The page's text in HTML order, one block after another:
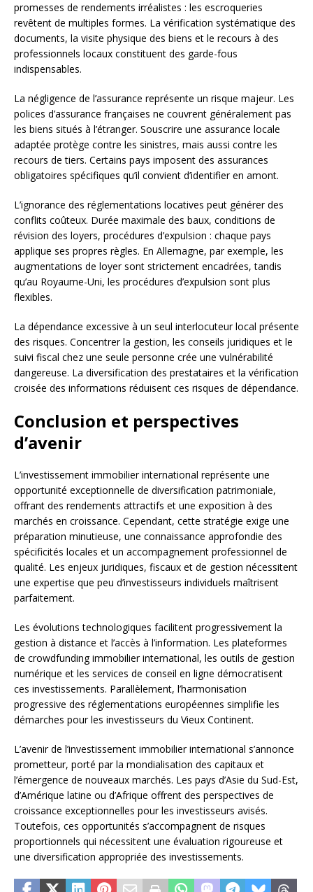
promesses de rendements irréalistes : les escroqueries
revêtent de multiples formes. La vérification systématique des
documents, la visite physique des biens et le recours à des
professionnels locaux constituent des garde-fous
indispensables.
La négligence de l’assurance représente un risque majeur. Les
polices d’assurance françaises ne couvrent généralement pas
les biens situés à l’étranger. Souscrire une assurance locale
adaptée protège contre les sinistres, mais aussi contre les
recours de tiers. Certains pays imposent des assurances
obligatoires spécifiques qu’il convient d’identifier en amont.
L’ignorance des réglementations locatives peut générer des
conflits coûteux. Durée maximale des baux, conditions de
révision des loyers, procédures d’expulsion : chaque pays
applique ses propres règles. En Allemagne, par exemple, les
augmentations de loyer sont strictement encadrées, tandis
qu’au Royaume-Uni, les procédures d’expulsion sont plus
flexibles.
La dépendance excessive à un seul interlocuteur local présente
des risques. Concentrer la gestion, les conseils juridiques et le
suivi fiscal chez une seule personne crée une vulnérabilité
dangereuse. La diversification des prestataires et la vérification
croisée des informations réduisent ces risques de dépendance.
Conclusion et perspectives
d’avenir
L’investissement immobilier international représente une
opportunité exceptionnelle de diversification patrimoniale,
offrant des rendements attractifs et une exposition à des
marchés en croissance. Cependant, cette stratégie exige une
préparation minutieuse, une connaissance approfondie des
spécificités locales et un accompagnement professionnel de
qualité. Les enjeux juridiques, fiscaux et de gestion nécessitent
une expertise que peu d’investisseurs individuels maîtrisent
parfaitement.
Les évolutions technologiques facilitent progressivement la
gestion à distance et l’accès à l’information. Les plateformes
de crowdfunding immobilier international, les outils de gestion
numérique et les services de conseil en ligne démocratisent
ces investissements. Parallèlement, l’harmonisation
progressive des réglementations européennes simplifie les
démarches pour les investisseurs du Vieux Continent.
L’avenir de l’investissement immobilier international s’annonce
prometteur, porté par la mondialisation des capitaux et
l’émergence de nouveaux marchés. Les pays d’Asie du Sud-Est,
d’Amérique latine ou d’Afrique offrent des perspectives de
croissance exceptionnelles pour les investisseurs avisés.
Toutefois, ces opportunités s’accompagnent de risques
proportionnels qui nécessitent une évaluation rigoureuse et
une diversification appropriée des investissements.